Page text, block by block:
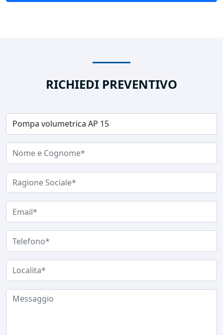
RICHIEDI PREVENTIVO